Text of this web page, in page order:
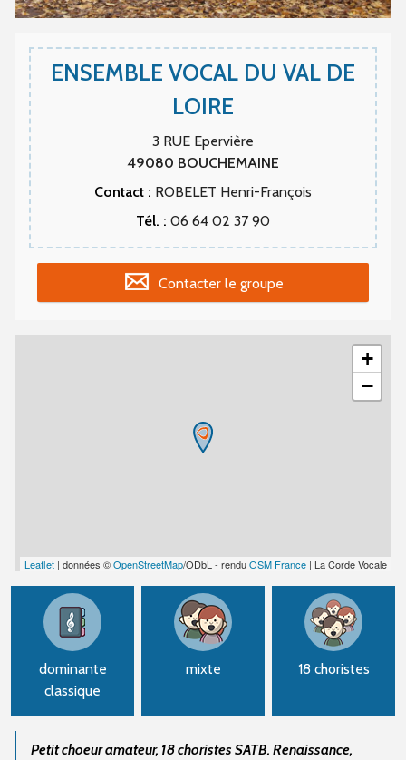
ENSEMBLE VOCAL DU VAL DE
LOIRE
3 RUE Epervière
49080 BOUCHEMAINE
Contact : ROBELET Henri-François
Tél. : 06 64 02 37 90
Contacter le groupe
+
−
Leaflet | données ©OpenStreetMap/ODbL - renduOSM France | La Corde Vocale
dominante
classique
mixte 18 choristes
Petit choeur amateur, 18 choristes SATB. Renaissance,